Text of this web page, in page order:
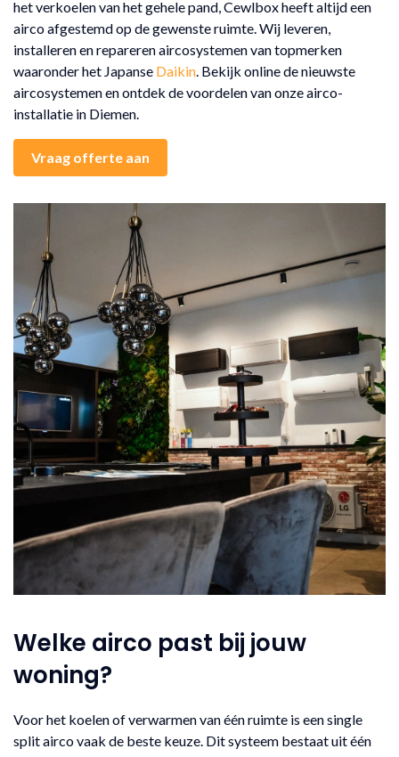
het verkoelen van het gehele pand, Cewlbox heeft altijd een
airco afgestemd op de gewenste ruimte. Wij leveren,
installeren en repareren aircosystemen van topmerken
waaronder het Japanse Daikin. Bekijk online de nieuwste
aircosystemen en ontdek de voordelen van onze airco-
installatie in Diemen.
Vraag offerte aan
Welke airco past bij jouw
woning?
Voor het koelen of verwarmen van één ruimte is een single
split airco vaak de beste keuze. Dit systeem bestaat uit één